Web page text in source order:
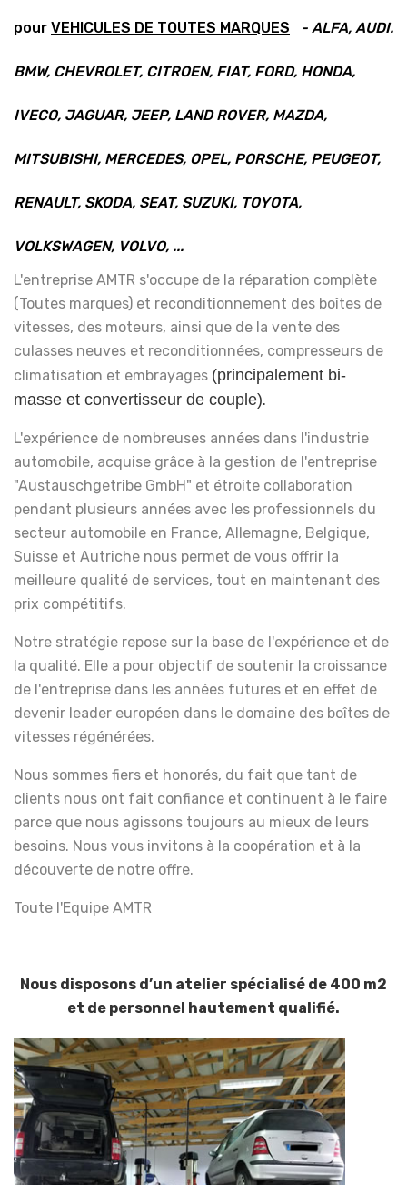
pour VEHICULES DE TOUTES MARQUES - ALFA, AUDI.
BMW, CHEVROLET, CITROEN, FIAT, FORD, HONDA,
IVECO, JAGUAR, JEEP, LAND ROVER, MAZDA,
MITSUBISHI, MERCEDES, OPEL, PORSCHE, PEUGEOT,
RENAULT, SKODA, SEAT, SUZUKI, TOYOTA,
VOLKSWAGEN, VOLVO, ...
L'entreprise AMTR s'occupe de la réparation complète
(Toutes marques) et reconditionnement des boîtes de
vitesses, des moteurs, ainsi que de la vente des
culasses neuves et reconditionnées, compresseurs de
climatisation et embrayages (principalement bi-
masse et convertisseur de couple).
L'expérience de nombreuses années dans l'industrie
automobile, acquise grâce à la gestion de l'entreprise
"Austauschgetribe GmbH" et étroite collaboration
pendant plusieurs années avec les professionnels du
secteur automobile en France, Allemagne, Belgique,
Suisse et Autriche nous permet de vous offrir la
meilleure qualité de services, tout en maintenant des
prix compétitifs.
Notre stratégie repose sur la base de l'expérience et de
la qualité. Elle a pour objectif de soutenir la croissance
de l'entreprise dans les années futures et en effet de
devenir leader européen dans le domaine des boîtes de
vitesses régénérées.
Nous sommes fiers et honorés, du fait que tant de
clients nous ont fait confiance et continuent à le faire
parce que nous agissons toujours au mieux de leurs
besoins. Nous vous invitons à la coopération et à la
découverte de notre offre.
Toute l'Equipe AMTR
Nous disposons d’un atelier spécialisé de 400 m2
et de personnel hautement qualifié.